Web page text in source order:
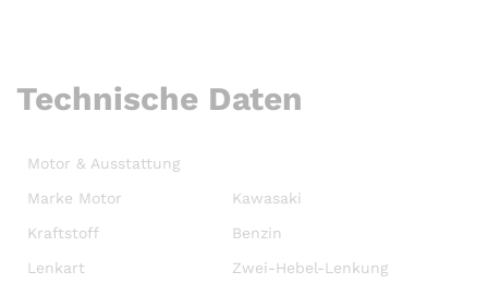
Technische Daten
Motor & Ausstattung
Marke Motor
Kawasaki
Kraftstoff
Benzin
Lenkart
Zwei-Hebel-Lenkung